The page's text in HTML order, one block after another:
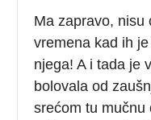
Ma zapravo, nisu
vremena kad ih je
njega! A i tada je
bolovala od
srećom tu